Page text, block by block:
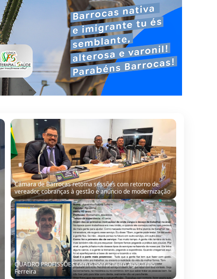
Câmara de Barrocas retoma sessões com retorno de
vereador, cobranças à gestão e anúncio de modernização
QUADRO PROFISSÕES com o borracheiro Agostinho
Ferreira